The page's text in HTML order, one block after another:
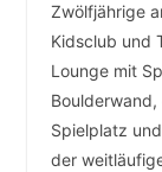
Zwölfjährige
Kidsclub und
Lounge mit
Spielplatz
der